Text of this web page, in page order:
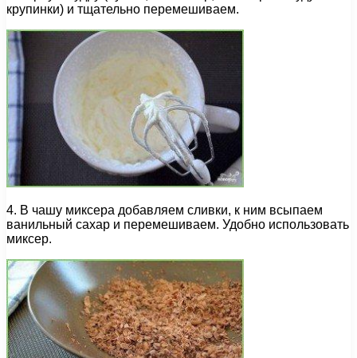
крупинки) и тщательно перемешиваем.
4. В чашу миксера добавляем сливки, к ним всыпаем
ванильный сахар и перемешиваем. Удобно использовать
миксер.